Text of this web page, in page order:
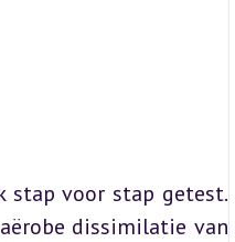
stap voor stap getest.
dissimilatie van